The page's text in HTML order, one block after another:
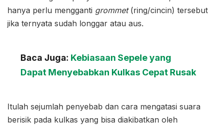
hanya perlu mengganti grommet(ring/cincin) tersebut
jika ternyata sudah longgar atau aus.
Baca Juga: Kebiasaan Sepele yang
Dapat Menyebabkan Kulkas Cepat Rusak
Itulah sejumlah penyebab dan cara mengatasi suara
berisik pada kulkas yang bisa diakibatkan oleh